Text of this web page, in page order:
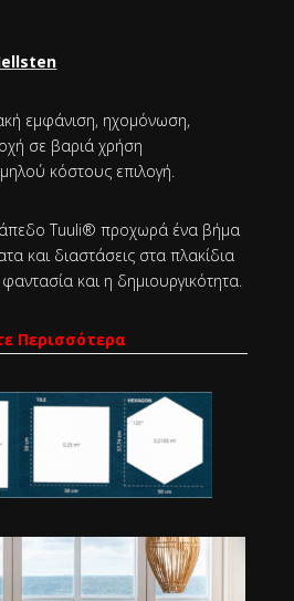
εμφάνιση, ηχομόνωση,
σε βαριά χρήση
κόστους επιλογή.
Tuuli® προχωρά ένα βήμα
και διαστάσεις στα πλακίδια
και η δημιουργικότητα.
Περισσότερα